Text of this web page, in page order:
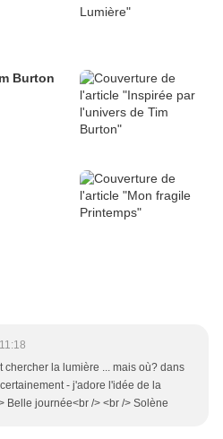
Burton
chercher la lumière ... mais où? dans
- j'adore l'idée de la
Belle journée<br /> <br /> Solène